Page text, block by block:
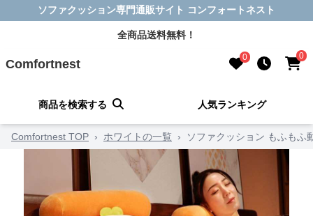
ソファクッション専門通販サイト コンフォートネスト
全商品送料無料！
Comfortnest 0 0
商品を検索する 人気ランキング
Comfortnest TOP › ホワイトの一覧 › ソファクッション もふもふ